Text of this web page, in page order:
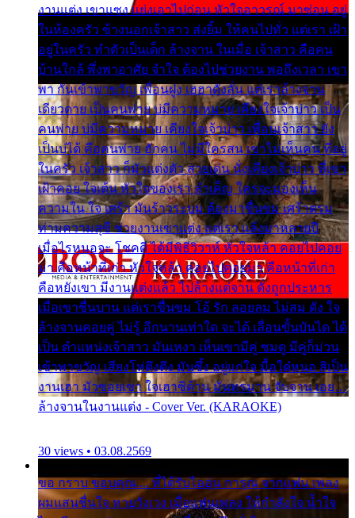
งานแต่ง เขาแซง แย่งเอาไปก่อน หัวใจอาวรณ์ มาซ่อน อยู่
ในห้องครัว ข้างนอกเจ้าสาว ส่งยิ้ม ให้คนไปทั่ว แต่เรา เฝ้า
อยู่ในครัว ทำตัวเป็นเด็ก ล้างจาน ในเมื่อ เจ้าสาว คือคน
บ้านใกล้ พึ่งพาอาศัย จำใจ ต้องไปช่วยงาน พอถึงเวลา เขา
พา กันเข้าพาขวัญ เพื่อนฝูง เฮฮาดังลั่น แต่เราล้างจาน
เดียวดาย เป็นคนพ่าย บ่มีความหมาย เคียงใจเจ้าบ่าว เป็น
คนพ่าย บ่มีความหมาย เคียงใจเจ้าบ่าว เพื่อนเจ้าสาว ยัง
เป็นบ่ได้ คือคนพ่าย ฮักคน ไม่มีใครสน เขาไม่เห็นคน ที่อยู่
ในครัว เจ้าสาว ก็มัวแต่งตัว สวยเด่น นั่งเคียงเจ้าบ่าว ที่เขา
เฝ้าคอย ใจเต้น หัวใจของเรา ลำเค็ญ ใครจะมองเห็น
ความใน ใจ เศร้า มันร้าวระบม ต้องมาขื่นขม เศร้าตรม
ท่ามความสุขี ช่วยงานเขาแต่ง แต่เรา แล้งมาหลายปี
เมื่อไรหนอจะ โชคดี ได้มีพิธีวิวาห์ หัวใจหล้า คอยไปคอย
มา คือหน้าที่เก่า หัวใจหล้า คอยไปคอยมา คือหน้าที่เก่า
คือหยังเขา มีงานแต่งแล้ว ไปล้างแต่จาน ดั่งถูกประหาร
เมื่อเขาชื่นบาน แต่เราขื่นขม โอ้ รัก ลอยลม ไม่สม ดัง ใจ
ล้างจานคอยคู่ ไม่รู้ อีกนานเท่าใด จะได้ เลื่อนขั้นบันได ได้
เป็น ตำแหน่งเจ้าสาว มันเหงา เห็นเขามีคู่ ซมดู มีคู่ก็ม่วน
เข้าพาขวัญ เสียงโห่ตึงตึง มันซึ้ง อยู่แก่ใจ มื้อใด๋หนอ สิเป็น
งานเฮา มัวซอยเขา ใจเฮาซิด้าน มันทรมาน จับจาน เอย…
ล้างจานในงานแต่ง - Cover Ver. (KARAOKE)
30 views • 03.08.2569
ขอ กราบ ขอบคุณ.... ที่ได้รับไออุ่น การุณ จากแฟน เพลง
ผมแสนชื่นใจ หายวังเวง เมื่อแฟนเพลง ให้กำลังใจ น้ำใจ